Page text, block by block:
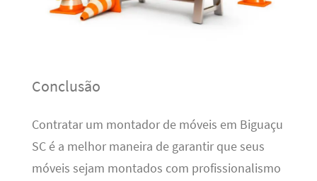
Conclusão
Contratar um montador de móveis em Biguaçu
SC é a melhor maneira de garantir que seus
móveis sejam montados com profissionalismo